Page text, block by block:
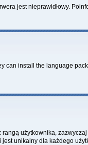
jest nieprawidłowy.
install the language
użytkownika,
unikalny dla każdego